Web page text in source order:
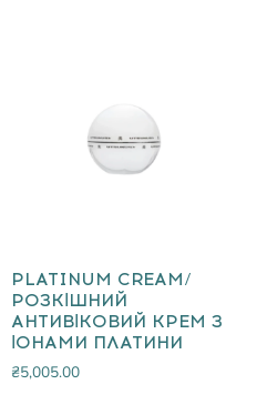
PLATINUM CREAM/
РОЗКІШНИЙ
АНТИВІКОВИЙ КРЕМ З
ІОНАМИ ПЛАТИНИ
₴5,005.00